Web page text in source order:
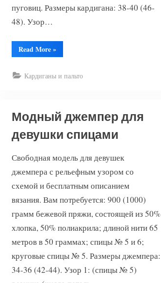
пуговиц. Размеры кардигана: 38-40 (46-
48). Узор…
Read More“Кардиган
с
»
Кардиганы и пальто
Модный джемпер для
девушки спицами
Свободная модель для девушек
джемпера с рельефным узором со
схемой и бесплатным описанием
вязания. Вам потребуется: 900 (1000)
грамм бежевой пряжи, состоящей из 50%
хлопка, 50% полиакрила; длиной нити 65
метров в 50 граммах; спицы № 5 и 6;
круговые спицы № 5. Размеры джемпера:
34-36 (42-44). Узор 1: (спицы № 5)